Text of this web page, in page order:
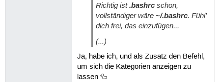
Richtig ist.bashrcschon,
vollständiger wäre ~/.bashrc. Fühl'
dich frei, das einzufügen...
(...)
Ja, habe ich, und als Zusatz den Befehl,
um sich die Kategorien anzeigen zu
lassen 🦆